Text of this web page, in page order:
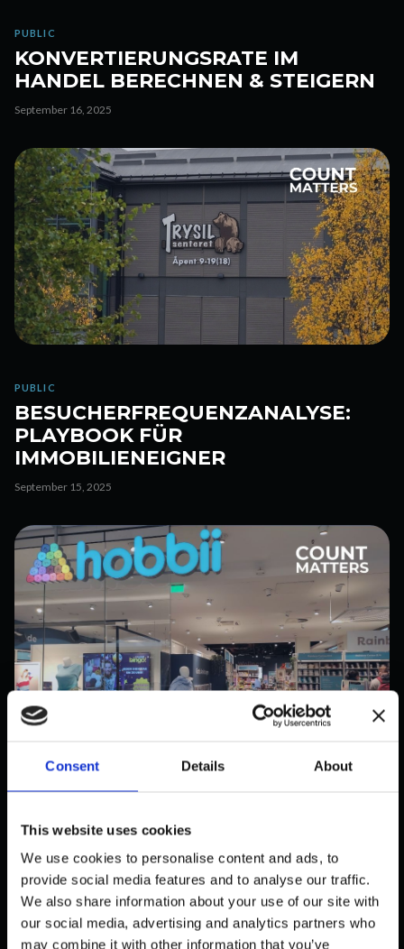
Consent Details About
This website uses cookies
We use cookies to personalise content and ads, to
provide social media features and to analyse our traffic.
We also share information about your use of our site with
our social media, advertising and analytics partners who
may combine it with other information that you’ve
PUBLIC
KONVERTIERUNGSRATE IM
HANDEL BERECHNEN & STEIGERN
September 16, 2025
PUBLIC
BESUCHERFREQUENZANALYSE:
PLAYBOOK FÜR
IMMOBILIENEIGNER
September 15, 2025
COUNTMATTERS: KUNDENZÄHLER
& BESUCHERFREQUENZANALYSE
September 14, 2025